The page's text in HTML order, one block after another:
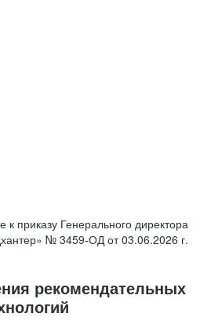
к приказу Генерального директора
№ 3459-ОД от 03.06.2026 г.
рекомендательных